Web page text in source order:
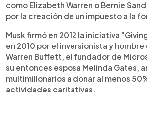
como Elizabeth Warren o Bernie
por la creación de un impuesto a la
Musk firmó en 2012 la iniciativa
en 2010 por el inversionista y
Warren Buffett, el fundador de
su entonces esposa Melinda Gates,
multimillonarios a donar al menos
actividades caritativas.